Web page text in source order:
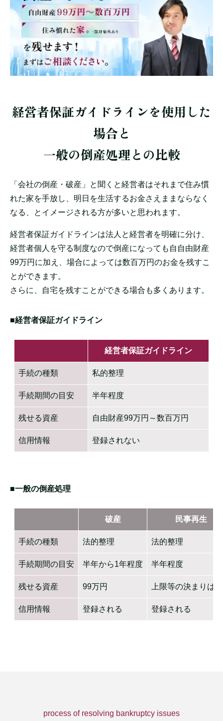
経営者保証ガイドラインを使用した
場合と
一般の倒産処理との比較
「会社の倒産・破産」と聞くと経営者はそれまで住み慣
れた家を手放し、明日を生活するお金さえままならなく
なる、とイメージされる方が多いと思われます。
経営者保証ガイドラインは法人と経営者を明確に分け、
経営者個人を守る制度なので倒産になっても自自由財産
99万円に加え、場合によっては数百万円のお金を残すこ
とができます。
さらに、自宅を残すことができる場合も多くあります。
■経営者保証ガイドライン
経営者保証ガイドライン
手続の種類 私的整理
手続期間の目安 半年程度
残せる資産 自由財産99万円～数百万円
信用情報 登録されない
■一般の倒産処理
破産 民事再生
手続の種類 法的整理 法的整理
手続期間の目安 半年から1年程度 半年程度
残せる資産 99万円 上限等の決まりは
信用情報 登録される 登録される
process of resolving bankruptcy issues